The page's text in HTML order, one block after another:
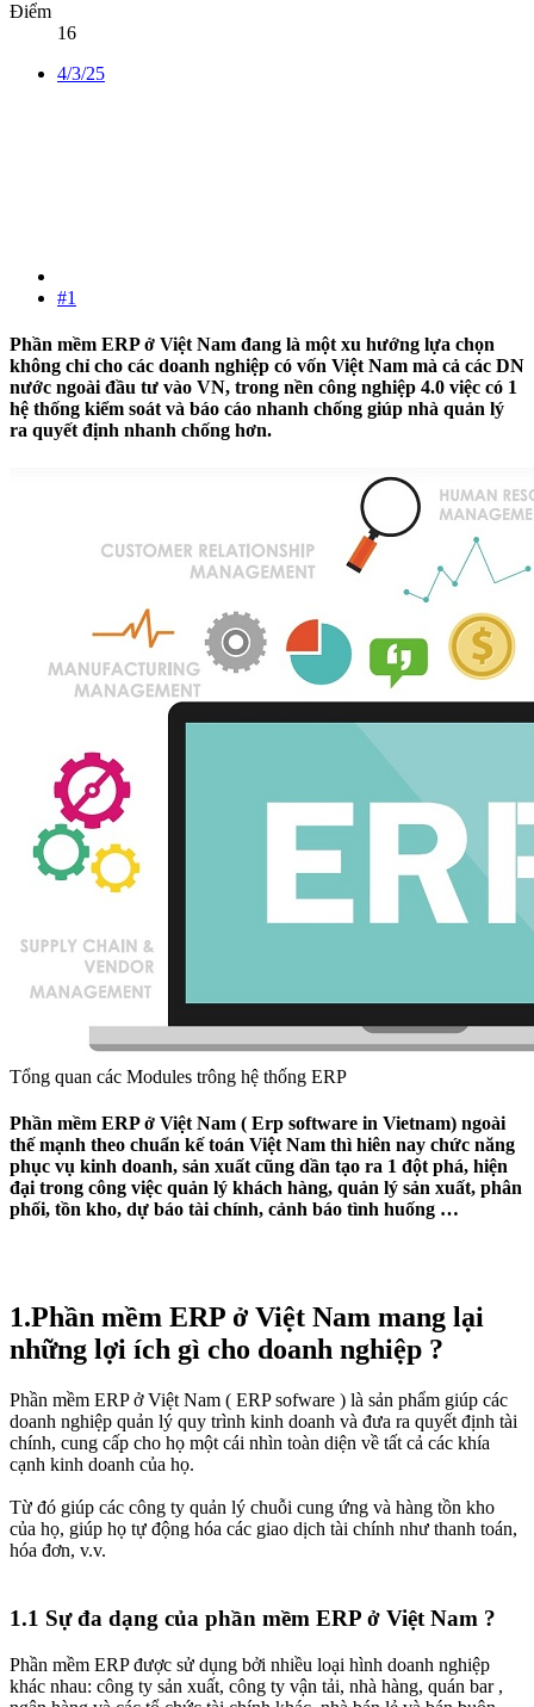
Điểm
16
4/3/25
#1
Phần mềm ERP ở Việt Nam đang là một xu hướng lựa chọn
không chỉ cho các doanh nghiệp có vốn Việt Nam mà cả các DN
nước ngoài đầu tư vào VN, trong nền công nghiệp 4.0 việc có 1
hệ thống kiểm soát và báo cáo nhanh chống giúp nhà quản lý
ra quyết định nhanh chống hơn.​
Tổng quan các Modules trông hệ thống ERP
Phần mềm ERP ở Việt Nam ( Erp software in Vietnam) ngoài
thế mạnh theo chuẩn kế toán Việt Nam thì hiên nay chức năng
phục vụ kinh doanh, sản xuất cũng dần tạo ra 1 đột phá, hiện
đại trong công việc quản lý khách hàng, quản lý sản xuất, phân
phối, tồn kho, dự báo tài chính, cảnh báo tình huống …​
1.Phần mềm ERP ở Việt Nam mang lại
những lợi ích gì cho doanh nghiệp ?​
Phần mềm ERP ở Việt Nam ( ERP sofware ) là sản phẩm giúp các
doanh nghiệp quản lý quy trình kinh doanh và đưa ra quyết định tài
chính, cung cấp cho họ một cái nhìn toàn diện về tất cả các khía
cạnh kinh doanh của họ.
Từ đó giúp các công ty quản lý chuỗi cung ứng và hàng tồn kho
của họ, giúp họ tự động hóa các giao dịch tài chính như thanh toán,
hóa đơn, v.v.
1.1 Sự đa dạng của phần mềm ERP ở Việt Nam ?​
Phần mềm ERP được sử dụng bởi nhiều loại hình doanh nghiệp
khác nhau: công ty sản xuất, công ty vận tải, nhà hàng, quán bar ,